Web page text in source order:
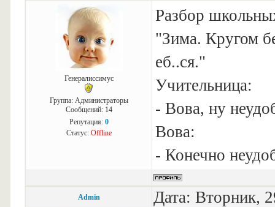
Генералиссимус
Группа: Администраторы
Сообщений: 14
Репутация: 0
Статус: Offline
Разбор
"Зима. Кругом
еб..ся."
Учительница:
- Вова, ну
Вова:
- Конечно
Admin Дата: Вторник,